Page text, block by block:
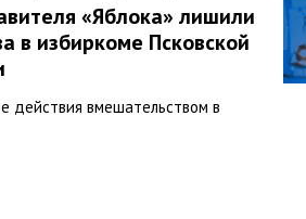
«Яблока» лишили
в избиркоме Псковской
действия вмешательством в